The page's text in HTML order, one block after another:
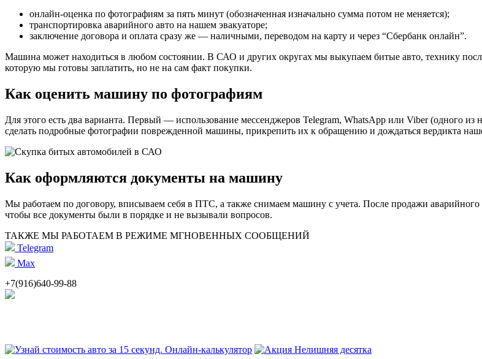
онлайн-оценка по фотографиям за пять минут (обозначенная изначально сумма потом не меняется);
транспортировка аварийного авто на нашем эвакуаторе;
заключение договора и оплата сразу же — наличными, переводом на карту и через “Сбербанк онлайн”.
Машина может находиться в любом состоянии. В САО и других округах мы выкупаем битые авто, технику
которую мы готовы заплатить, но не на сам факт покупки.
Как оценить машину по фотографиям
Для этого есть два варианта. Первый — использование мессенджеров Telegram, WhatsApp или Viber (одного
сделать подробные фотографии поврежденной машины, прикрепить их к обращению и дождаться вердикта
Как оформляются документы на машину
Мы работаем по договору, вписываем себя в ПТС, а также снимаем машину с учета. После продажи
чтобы все документы были в порядке и не вызывали вопросов.
ТАКЖЕ МЫ РАБОТАЕМ В РЕЖИМЕ МГНОВЕННЫХ СООБЩЕНИЙ
Telegram
Max
+7(916)640-99-88